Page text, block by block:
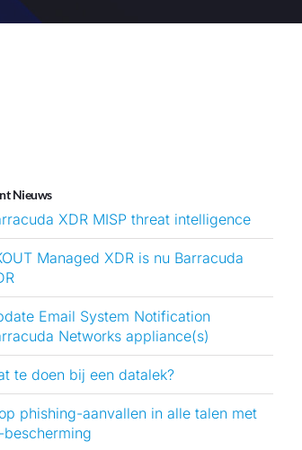
Nieuws
XDR MISP threat intelligence
Managed XDR is nu Barracuda
Email System Notification
Networks appliance(s)
te doen bij een datalek?
phishing-aanvallen in alle talen met
bescherming